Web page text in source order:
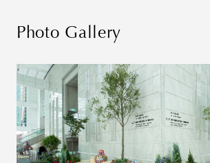
Photo Gallery
for your
subscription!
Please enter
valid email!